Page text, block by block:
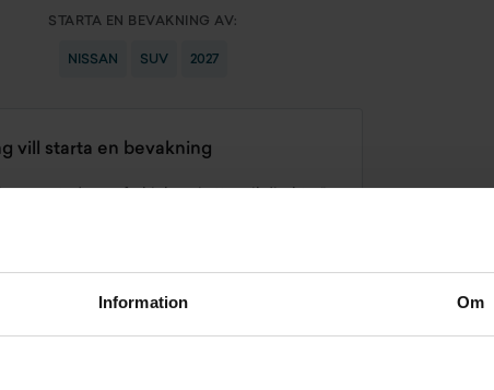
Information Om
STARTA EN BEVAKNING AV:
NISSAN SUV 2027
vill starta en bevakning
enligt bestämmelserna i EU:s dataskyddsförordningen